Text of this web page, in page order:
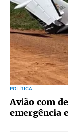
POLÍTICA
Avião com
emergência